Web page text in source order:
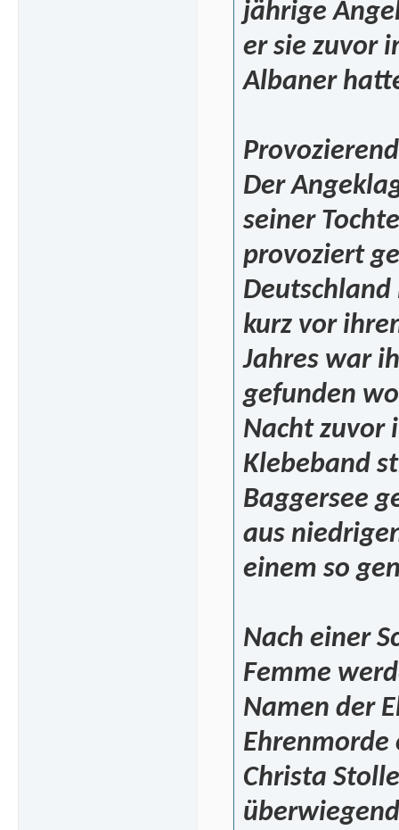
jährige
er sie zuvor
Albaner
Der
seiner
provoziert
kurz vor
Jahres war
gefunden
Nacht zuvor
Klebeband
Baggersee
aus
einem so
Nach einer
Femme
Namen der
Christa